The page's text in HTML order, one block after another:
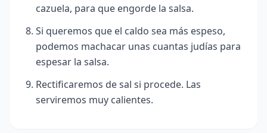
cazuela, para que engorde la salsa.
Si queremos que el caldo sea más espeso,
podemos machacar unas cuantas judías para
espesar la salsa.
Rectificaremos de sal si procede. Las
serviremos muy calientes.